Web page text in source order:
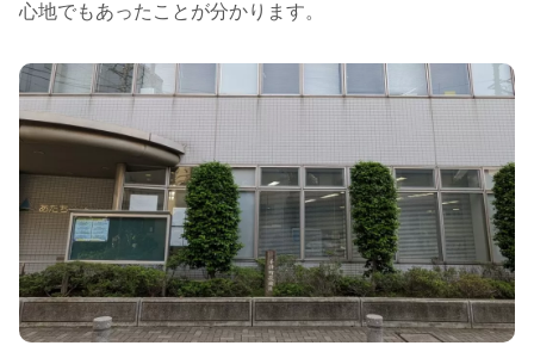
心地でもあったことが分かります。